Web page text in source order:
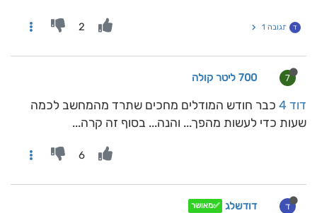
ד תגובה 1 2
7 700 ליטר קולה
דוד 4
כבר חודש המודלים מחכים שתרד מהמחשב לכמה
שעות כדי לעשות מהפך... והנה... בסוף זה קרה...
6
ד דודשלג ✅מאושר